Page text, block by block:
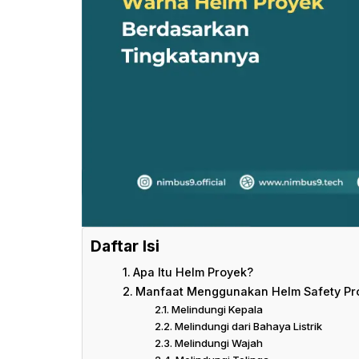
Daftar Isi
Apa Itu Helm Proyek?
Manfaat Menggunakan Helm Safety
Melindungi Kepala
Melindungi dari Bahaya Listrik
Melindungi Wajah